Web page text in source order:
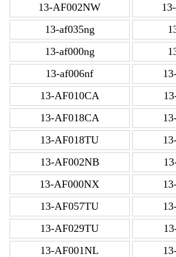
13-AF002NW
13-af035ng
13-af000ng
13-af006nf
13-AF010CA
13-AF018CA
13-AF018TU
13-AF002NB
13-AF000NX
13-AF057TU
13-AF029TU
13-AF001NL